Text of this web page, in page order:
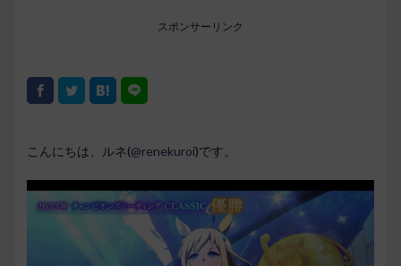
スポンサーリンク
こんにちは、ルネ(@renekuroi)です。